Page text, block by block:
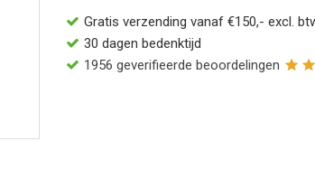
Gratis verzending vanaf €150,- excl.
30 dagen bedenktijd
1956 geverifieerde beoordelingen